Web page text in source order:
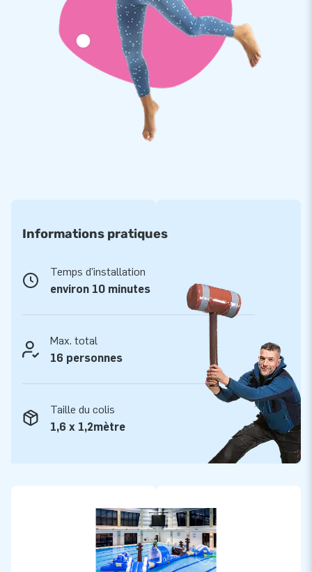
pensé, tout est livré prêt à l'emploi!
Toile de PVC solide
Toutes les structures JB sont fabriquées à partir de PVC
solide, de haute qualité avec une densité minimum de 650 à
680g/m2. Cette toile particulière de PVC a été traitée en
amont pour résister au chlore et aux influences de l'eau libre.
De plus, toutes nos structures gonflables sont cousues à
Des attractions gonflables uniques
depuis plus de 15 ans et cela auprès de plus de 15.000 clients
à travers le monde. Ce fort développement est le fruit d'un
travail professionnel effectué par des équipes de
concepteurs, d'innovation, de conseil et de logistique qui
offrent des attractions gonflables uniques! JB c'est
l'assurance d'un suivi, d'un service, d'une fabrication et d'une
Informations pratiques
Temps d'installation
environ 10 minutes
Max. total
16 personnes
Taille du colis
1,6 x 1,2mètre